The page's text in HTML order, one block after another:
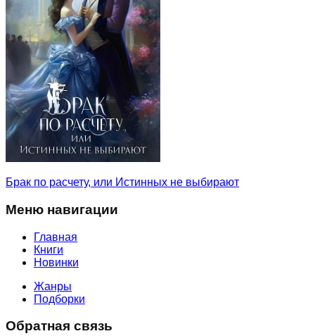
Брак по расчету, или Истинных не выбирают
Меню навигации
Главная
Книги
Новинки
Жанры
Подборки
Обратная связь